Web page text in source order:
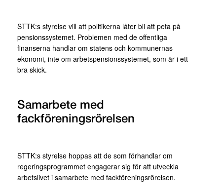
STTK:s styrelse vill att politikerna låter bli att peta på
pensionssystemet. Problemen med de offentliga
finanserna handlar om statens och kommunernas
ekonomi, inte om arbetspensionssystemet, som är i ett
bra skick.
Samarbete med
fackföreningsrörelsen
STTK:s styrelse hoppas att de som förhandlar om
regeringsprogrammet engagerar sig för att utveckla
arbetslivet i samarbete med fackföreningsrörelsen.